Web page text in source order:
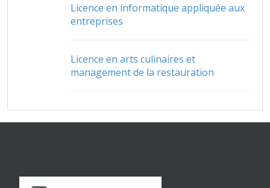
Licence en informatique appliquée aux
entreprises
Licence en arts culinaires et
management de la restauration